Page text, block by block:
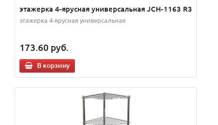
этажерка 4-ярусная универсальная JCH-1163 R3
этажерка 4-ярусная универсальная
173.60 руб.
В корзину